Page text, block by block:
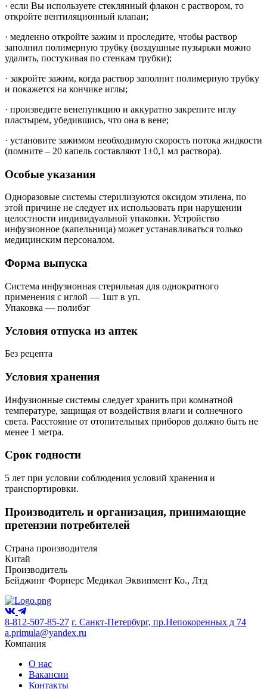
· если Вы используете стеклянный флакон с раствором, то
откройте вентиляционный клапан;
· медленно откройте зажим и проследите, чтобы раствор
заполнил полимерную трубку (воздушные пузырьки можно
удалить, постукивая по стенкам трубки);
· закройте зажим, когда раствор заполнит полимерную трубку
и покажется на кончике иглы;
· произведите венепункцию и аккуратно закрепите иглу
пластырем, убедившись, что она в вене;
· установите зажимом необходимую скорость потока жидкости
(помните – 20 капель составляют 1±0,1 мл раствора).
Особые указания
Одноразовые системы стерилизуются оксидом этилена, по
этой причине не следует их использовать при нарушении
целостности индивидуальной упаковки. Устройство
инфузионное (капельница) может устанавливаться только
медицинским персоналом.
Форма выпуска
Система инфузионная стерильная для однократного
применения с иглой — 1шт в уп.
Упаковка — полибэг
Условия отпуска из аптек
Без рецепта
Условия хранения
Инфузионные системы следует хранить при комнатной
температуре, защищая от воздействия влаги и солнечного
света. Расстояние от отопительных приборов должно быть не
менее 1 метра.
Срок годности
5 лет при условии соблюдения условий хранения и
транспортировки.
Производитель и организация, принимающие
претензии потребителей
Страна производителя
Китай
Производитель
Бейджинг Форнерс Медикал Эквипмент Ко., Лтд
8-812-507-85-27 г. Санкт-Петербург, пр.Непокоренных д 74
a.primula@yandex.ru
Компания
О нас
Вакансии
Контакты